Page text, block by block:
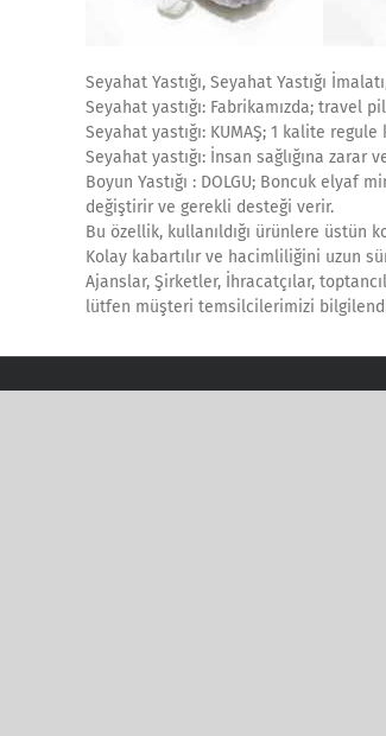
Seyahat Yastığı, Seyahat Yastığı
Seyahat yastığı: Fabrikamızda; travel
Seyahat yastığı: KUMAŞ; 1 kalite regule
Seyahat yastığı: İnsan sağlığına
Boyun Yastığı : DOLGU; Boncuk
değiştirir ve gerekli desteği verir.
Bu özellik, kullanıldığı ürünlere üstün
Kolay kabartılır ve hacimliliğini uzun
Ajanslar, Şirketler, İhracatçılar,
lütfen müşteri temsilcilerimizi